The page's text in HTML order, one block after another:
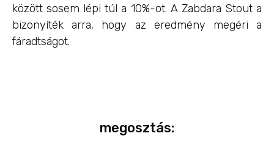
között sosem lépi túl a 10%-ot. A Zabdara Stout a
bizonyíték arra, hogy az eredmény megéri a
fáradtságot.
megosztás: